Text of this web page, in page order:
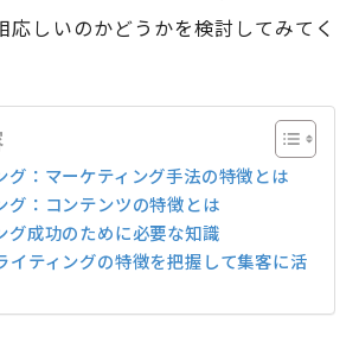
応しいのかどうかを検討してみてく
グ：マーケティング手法の特徴とは
グ：コンテンツの特徴とは
グ成功のために必要な知識
イティングの特徴を把握して集客に活